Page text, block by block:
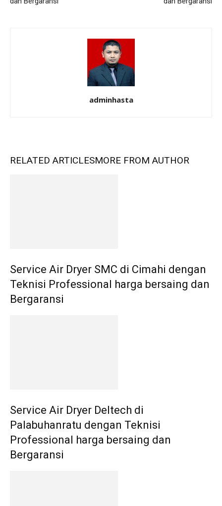
adminhasta
RELATED ARTICLESMORE FROM AUTHOR
Service Air Dryer SMC di Cimahi dengan
Teknisi Professional harga bersaing dan
Bergaransi
Service Air Dryer Deltech di
Palabuhanratu dengan Teknisi
Professional harga bersaing dan
Bergaransi